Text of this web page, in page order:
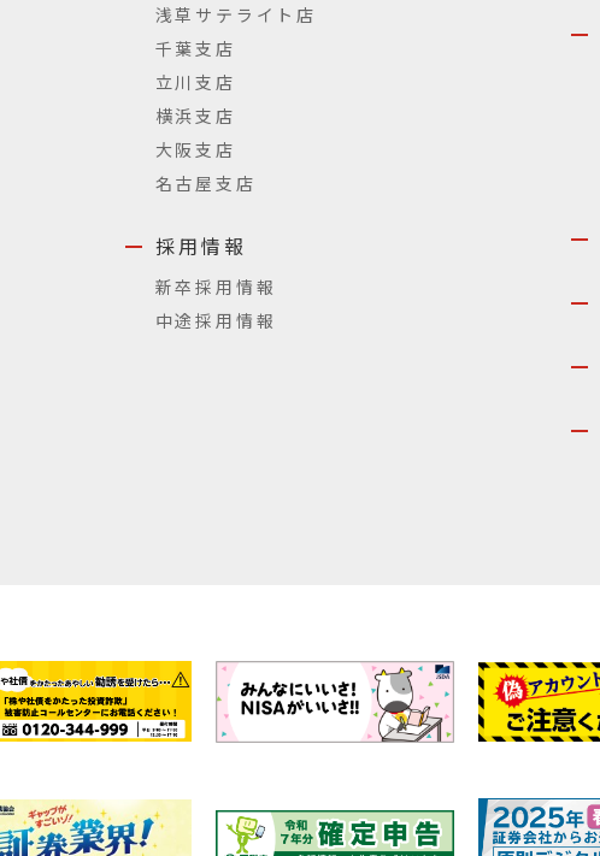
浅草サテライト店
千葉支店
立川支店
横浜支店
大阪支店
名古屋支店
採用情報
新卒採用情報
中途採用情報